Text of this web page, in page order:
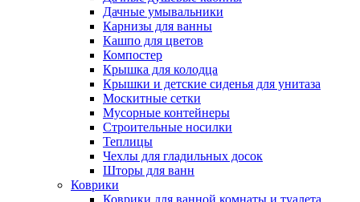
Дачные умывальники
Карнизы для ванны
Кашпо для цветов
Компостер
Крышка для колодца
Крышки и детские сиденья для унитаза
Москитные сетки
Мусорные контейнеры
Строительные носилки
Теплицы
Чехлы для гладильных досок
Шторы для ванн
Коврики
Коврики для ванной комнаты и туалета